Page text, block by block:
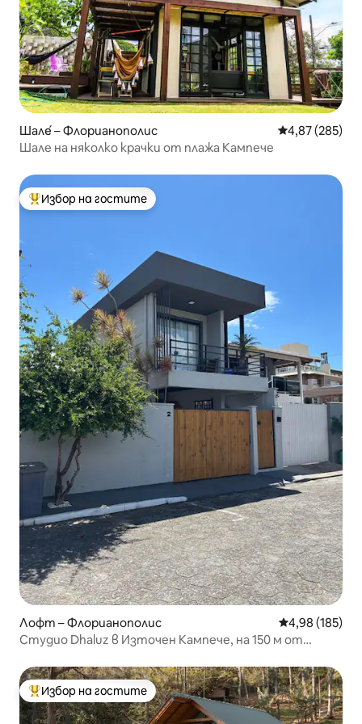
Шале́ – Флорианополис Средна
4,87 (285)
Шале на няколко крачки от плажа Кампече
Най-популярен избор на гостите
Избор на гостите
Лофт – Флорианополис Средна
4,98 (185)
Студио Dhaluz в Източен Кампече, на 150 м от
Най-популярен избор на гостите
Избор на гостите